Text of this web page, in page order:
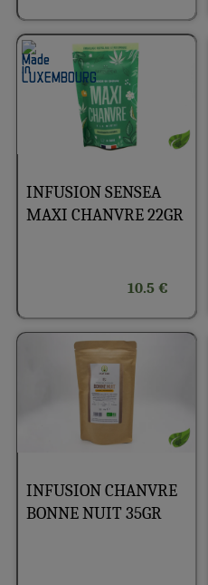
INFUSION SENSEA
MAXI CHANVRE 22GR
10.5 €
INFUSION CHANVRE
BONNE NUIT 35GR